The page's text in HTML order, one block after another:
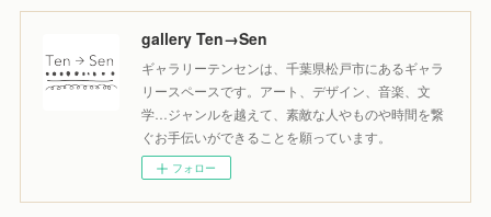
gallery Ten→Sen
ギャラリーテンセンは、千葉県松戸市にあるギャラ
リースペースです。アート、デザイン、音楽、文
学…ジャンルを越えて、素敵な人やものや時間を繋
ぐお手伝いができることを願っています。
フォロー